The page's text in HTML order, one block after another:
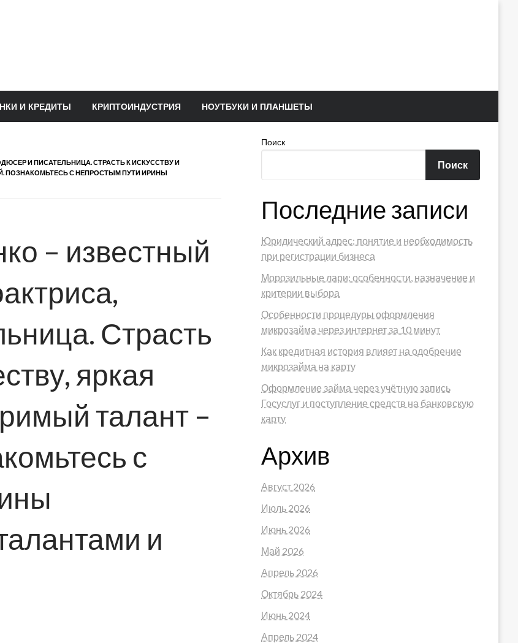
И КРЕДИТЫ КРИПТОИНДУСТРИЯ НОУТБУКИ И ПЛАНШЕТЫ
И ПИСАТЕЛЬНИЦА. СТРАСТЬ К ИСКУССТВУ И
ПОЗНАКОМЬТЕСЬ С НЕПРОСТЫМ ПУТИ ИРИНЫ
– известный
Страсть
яркая
талант –
с
и
Поиск
Поиск
Последние записи
Юридический адрес: понятие и необходимость
при регистрации бизнеса
Морозильные лари: особенности, назначение и
критерии выбора
Особенности процедуры оформления
микрозайма через интернет за 10 минут
Как кредитная история влияет на одобрение
микрозайма на карту
Оформление займа через учётную запись
Госуслуг и поступление средств на банковскую
карту
Архив
Август 2026
Июль 2026
Июнь 2026
Май 2026
Апрель 2026
Октябрь 2024
Июнь 2024
Апрель 2024